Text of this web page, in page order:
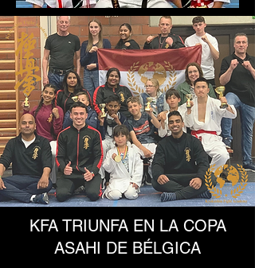
KFA TRIUNFA EN LA COPA
ASAHI DE BÉLGICA